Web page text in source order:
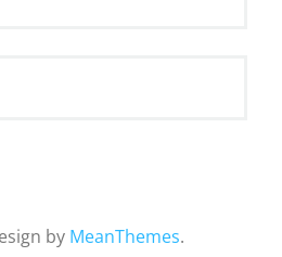
by MeanThemes.